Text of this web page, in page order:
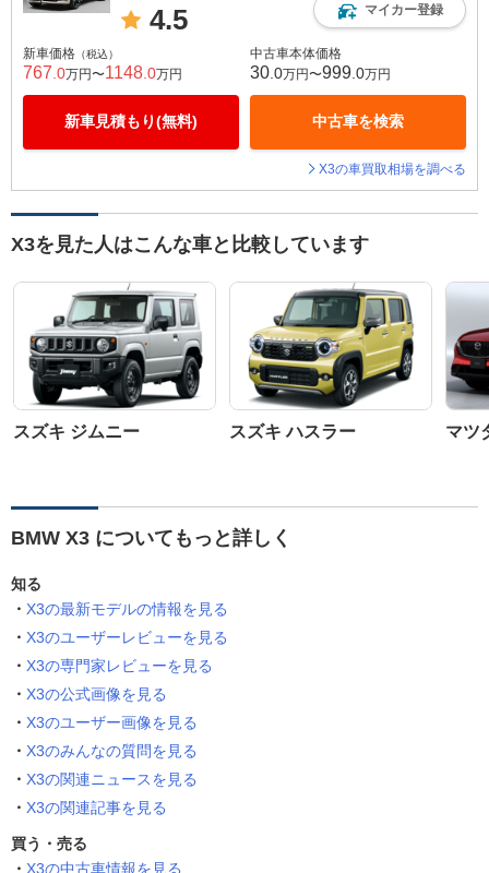
4.5 マイカー登録
新車価格 （税込）
767 .0万円〜1148 .0万円
新車見積もり(無料)
中古車本体価格
30 .0万円〜999 .0万円
中古車を検索
X3の車買取相場を調べる
X3を見た人はこんな車と比較しています
スズキ ジムニー スズキ ハスラー マツ
BMW X3 についてもっと詳しく
知る
X3の最新モデルの情報を見る
X3のユーザーレビューを見る
X3の専門家レビューを見る
X3の公式画像を見る
X3のユーザー画像を見る
X3のみんなの質問を見る
X3の関連ニュースを見る
X3の関連記事を見る
買う・売る
X3の中古車情報を見る